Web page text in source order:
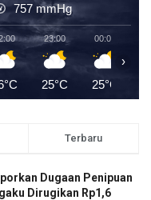
757 mmHg
23:00
25°C
00:00
25°C
›
Terbaru
Dugaan Penipuan
Dirugikan Rp1,6